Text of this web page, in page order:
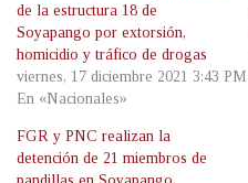
de la estructura 18 de
Soyapango por extorsión,
homicidio y tráfico de drogas
viernes, 17 diciembre 2021 3:43 PM
En «Nacionales»
FGR y PNC realizan la
detención de 21 miembros de